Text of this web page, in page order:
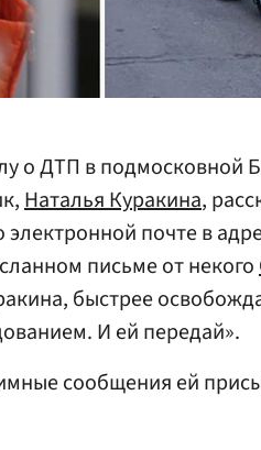
о ДТП в подмосковной
Наталья Куракина,
электронной почте в
письме от некого
быстрее
И ей передай».
сообщения ей